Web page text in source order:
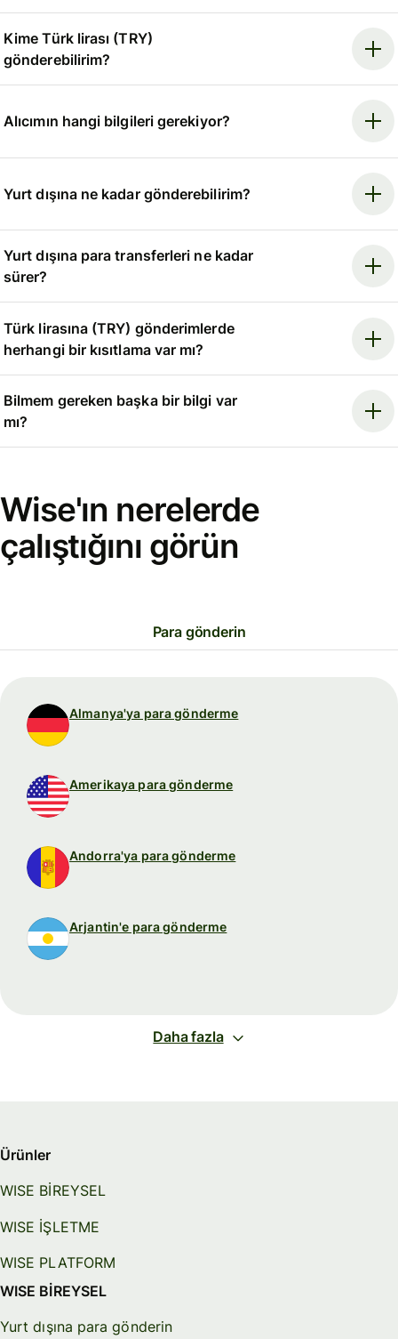
Kime Türk lirası (TRY)
gönderebilirim?
Alıcımın hangi bilgileri gerekiyor?
Yurt dışına ne kadar gönderebilirim?
Yurt dışına para transferleri ne kadar
sürer?
Türk lirasına (TRY) gönderimlerde
herhangi bir kısıtlama var mı?
Bilmem gereken başka bir bilgi var
mı?
Wise'ın nerelerde
çalıştığını görün
Para gönderin
Almanya'ya para gönderme
Amerikaya para gönderme
Andorra'ya para gönderme
Arjantin'e para gönderme
Daha fazla
Ürünler
WISE BİREYSEL
WISE İŞLETME
WISE PLATFORM
WISE BİREYSEL
Yurt dışına para gönderin